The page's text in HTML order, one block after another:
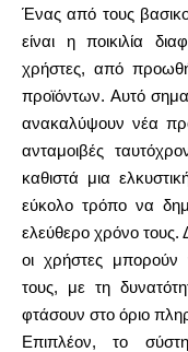
Ένας από τους
είναι η ποικιλία
χρήστες, από
προϊόντων. Αυτό
ανακαλύψουν νέα
ανταμοιβές
καθιστά μια
εύκολο τρόπο να
ελεύθερο χρόνο τους.
οι χρήστες μπορούν
τους, με τη
φτάσουν στο όριο
Επιπλέον, το